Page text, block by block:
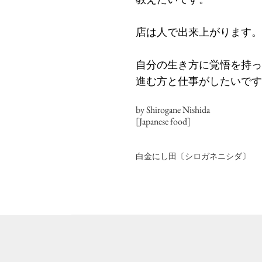
店は人で出来上がります。
自分の生き方に覚悟を持
進む方と仕事がしたいで
by Shirogane Nishida
[Japanese food]
白金にし田〔シロガネニシダ〕